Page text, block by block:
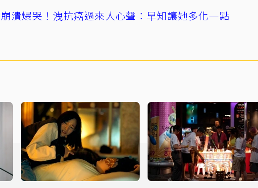
潰爆哭！洩抗癌過來人心聲：早知讓她多化一點